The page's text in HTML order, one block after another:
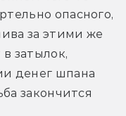
опасного,
за этими же
затылок,
денег шпана
закончится